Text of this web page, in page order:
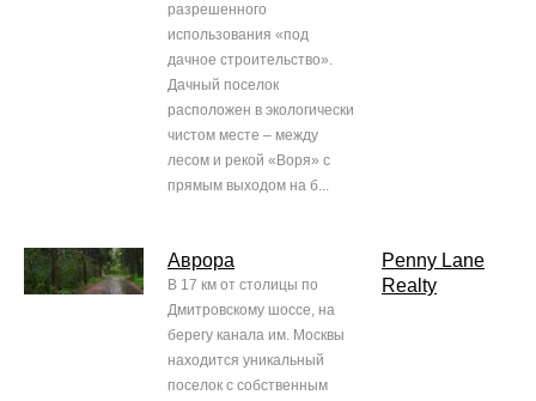
разрешенного
использования «под
дачное строительство».
Дачный поселок
расположен в экологически
чистом месте – между
лесом и рекой «Воря» с
прямым выходом на б...
Аврора
В 17 км от столицы по
Дмитровскому шоссе, на
берегу канала им. Москвы
находится уникальный
поселок с собственным
Penny Lane
Realty